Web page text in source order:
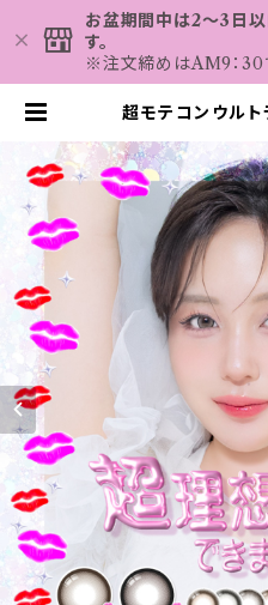
お盆期間中は2～3日
す。
※注文締めはAM9：30
超モテコンウルト
mm なえなの 度
ン コンタクト
ULTRA 1day |